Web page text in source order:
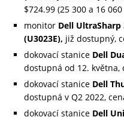
$724.99 (25 300 a 16 060
monitor Dell UltraSharp
(U3023E), již dostupný,
dokovací stanice Dell
dostupná od 12. května,
dokovací stanice Dell
dostupná v Q2 2022,
dokovací stanice Dell